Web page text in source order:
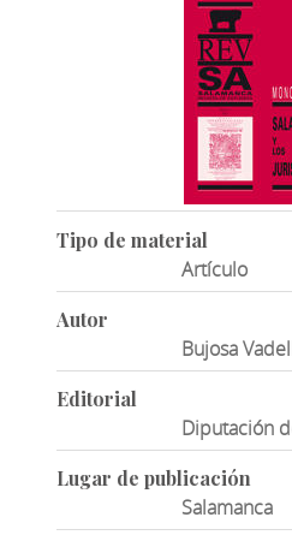
Tipo de material
Artículo
Autor
Bujosa
Editorial
Diputación
Lugar de publicación
Salamanca